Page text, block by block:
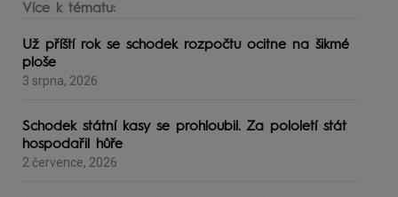
Více k tématu:
Už příští rok se schodek rozpočtu ocitne na šikmé
ploše
3 srpna, 2026
Schodek státní kasy se prohloubil. Za pololetí stát
hospodařil hůře
2 července, 2026